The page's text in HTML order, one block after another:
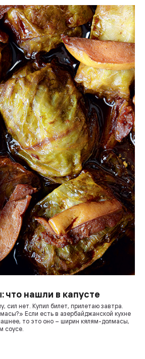
что нашли в капусте
сил нет. Купил билет, прилетаю завтра.
Если есть в азербайджанской кухне
то это оно – ширин кялям-долмасы,
соусе.